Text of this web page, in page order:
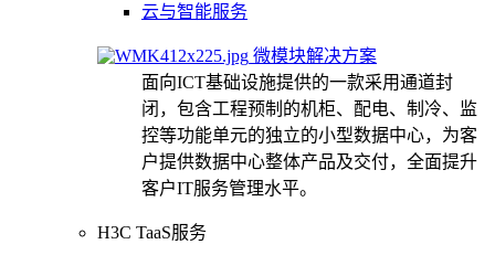
云与智能服务
微模块解决方案
面向ICT基础设施提供的一款采用通道封
闭，包含工程预制的机柜、配电、制冷、监
控等功能单元的独立的小型数据中心，为客
户提供数据中心整体产品及交付，全面提升
客户IT服务管理水平。
H3C TaaS服务